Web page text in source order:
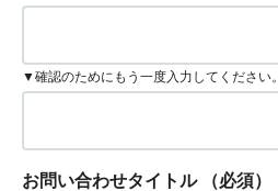
▼確認のためにもう一度入力してください。
お問い合わせタイトル （必須）